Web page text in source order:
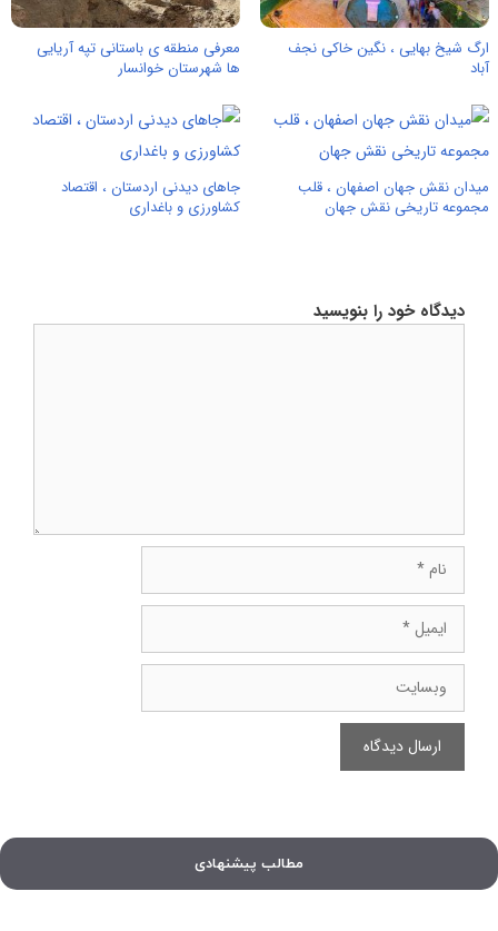
ارگ شیخ بهایی ، نگین خاکی نجف
آباد
معرفی منطقه ی باستانی تپه آریایی
ها شهرستان خوانسار
میدان نقش جهان اصفهان ، قلب
مجموعه تاریخی نقش جهان
جاهای دیدنی اردستان ، اقتصاد
كشاورزی و باغداری
دیدگاه خود را بنویسید
ایمیل
وبسایت
مطالب پیشنهادی